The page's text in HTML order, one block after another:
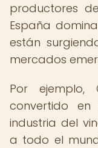
productores
España
están
mercados
Por
convertido
industria del
a todo el